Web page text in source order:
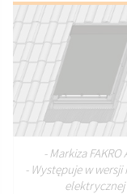
- Markiza FAKRO
- Występuje w wersji
elektrycznej